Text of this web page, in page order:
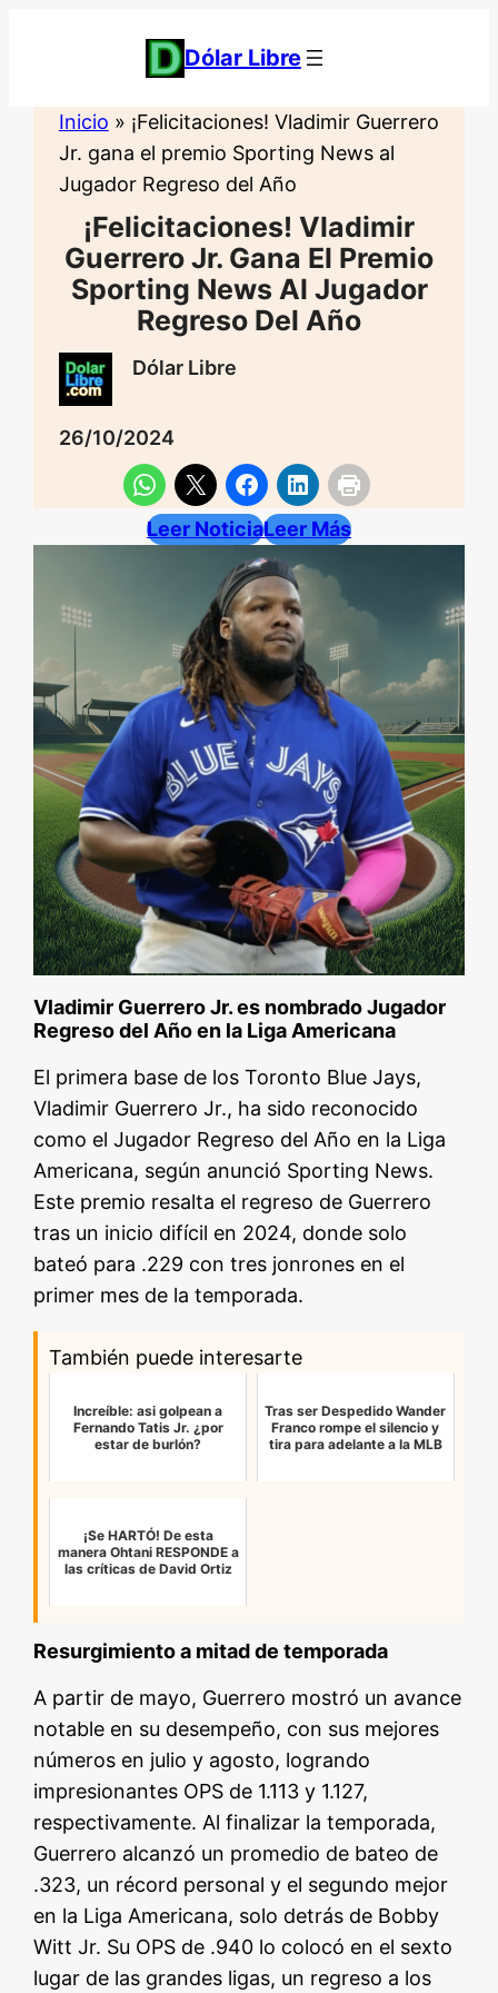
Dólar Libre
Inicio » ¡Felicitaciones! Vladimir Guerrero
Jr. gana el premio Sporting News al
Jugador Regreso del Año
¡Felicitaciones! Vladimir
Guerrero Jr. Gana El Premio
Sporting News Al Jugador
Regreso Del Año
Dólar Libre
26/10/2024
Leer NoticiaLeer Más
Vladimir Guerrero Jr. es nombrado Jugador
Regreso del Año en la Liga Americana
El primera base de los Toronto Blue Jays,
Vladimir Guerrero Jr., ha sido reconocido
como el Jugador Regreso del Año en la Liga
Americana, según anunció Sporting News.
Este premio resalta el regreso de Guerrero
tras un inicio difícil en 2024, donde solo
bateó para .229 con tres jonrones en el
primer mes de la temporada.
También puede interesarte
Increíble: asi golpean a
Fernando Tatis Jr. ¿por
estar de burlón?
Tras ser Despedido Wander
Franco rompe el silencio y
tira para adelante a la MLB
¡Se HARTÓ! De esta
manera Ohtani RESPONDE a
las críticas de David Ortiz
Resurgimiento a mitad de temporada
A partir de mayo, Guerrero mostró un avance
notable en su desempeño, con sus mejores
números en julio y agosto, logrando
impresionantes OPS de 1.113 y 1.127,
respectivamente. Al finalizar la temporada,
Guerrero alcanzó un promedio de bateo de
.323, un récord personal y el segundo mejor
en la Liga Americana, solo detrás de Bobby
Witt Jr. Su OPS de .940 lo colocó en el sexto
lugar de las grandes ligas, un regreso a los